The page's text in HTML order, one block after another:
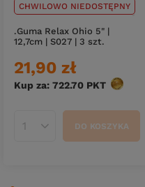
CHWILOWO NIEDOSTĘPNY
.Guma Relax Ohio 5" |
12,7cm | S027 | 3 szt.
21,90 zł
Kup za: 722.70 PKT punktów
Ilość produktówDO KOSZYKA